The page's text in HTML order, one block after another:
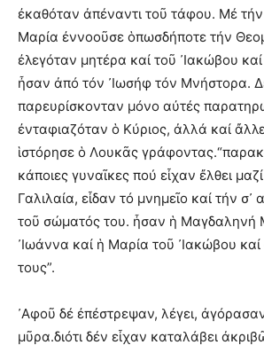
ἐκαθόταν ἀπέναντι τοῦ τάφου. Μέ
Μαρία ἐννοοῦσε ὁπωσδήποτε τήν
ἐλεγόταν μητέρα καί τοῦ ᾿Ιακώβου
ἦσαν ἀπό τόν ᾿Ιωσήφ τόν Μνήστορα.
παρευρίσκονταν μόνο αὐτές
ἐνταφιαζόταν ὁ Κύριος, ἀλλά καί
ἱστόρησε ὁ Λουκᾶς
κάποιες γυναῖκες πού εἶχαν ἔλθει
Γαλιλαία, εἶδαν τό μνημεῖο καί τήν σ᾿
τοῦ σώματός του. ἦσαν ἡ Μαγδαληνή
᾿Ιωάννα καί ἡ Μαρία τοῦ ᾿Ιακώβου καί
τους”.
᾿Αφοῦ δέ ἐπέστρεψαν, λέγει,
μῦρα.διότι δέν εἶχαν καταλάβει